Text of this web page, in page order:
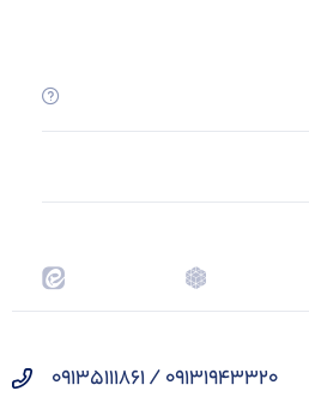
09131943320 / 09135111861